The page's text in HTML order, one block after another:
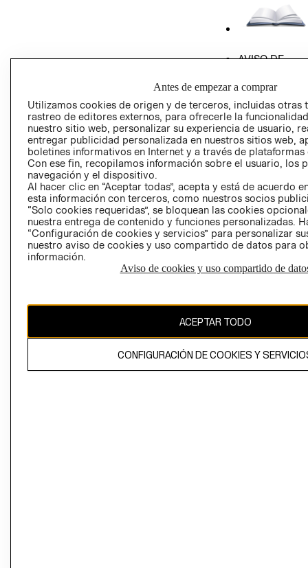
AVISO DE
GIFT CARD
AVISO DE
Perú (S/)
CAMBIAR REGIÓN
propiedad de H&M Hennes & Mauritz AB
Antes de empezar a comprar
Utilizamos cookies de origen y de terceros, incluidas otras
rastreo de editores externos, para ofrecerle la
nuestro sitio web, personalizar su experiencia de usuario,
entregar publicidad personalizada en nuestros sitios web,
boletines informativos en Internet y a través de plataformas
Con ese fin, recopilamos información sobre el usuario, los
navegación y el dispositivo.
Al hacer clic en “Aceptar todas”, acepta y está de acuerdo
esta información con terceros, como nuestros socios
“Solo cookies requeridas”, se bloquean las cookies
nuestra entrega de contenido y funciones personalizadas.
“Configuración de cookies y servicios” para personalizar
nuestro aviso de cookies y uso compartido de datos para
información.
Aviso de cookies y uso compartido de
ACEPTAR TODO
CONFIGURACIÓN DE COOKIES Y